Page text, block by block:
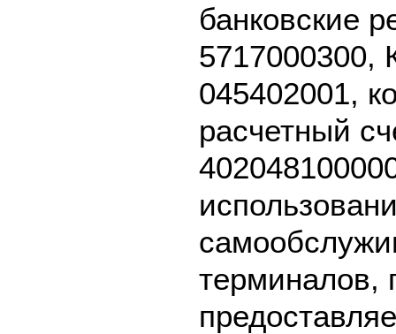
банковские
5717000300,
045402001,
расчетный
терминалов,